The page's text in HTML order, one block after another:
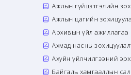
Ажлын гүйцэтгэлийн
Ажлын цагийн
Архивын үйл ажиллагаа
Ахмад насны
Ахуйн үйлчилгээний
Байгаль хамгааллын